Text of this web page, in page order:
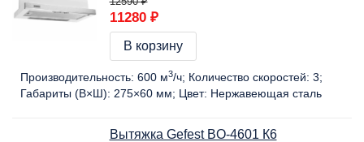
11280 ₽
В корзину
Производительность: 600 м3/ч Количество скоростей: 3
Габариты (В×Ш): 275×60 мм Цвет: Нержавеющая сталь
Вытяжка Gefest BO-4601 К6